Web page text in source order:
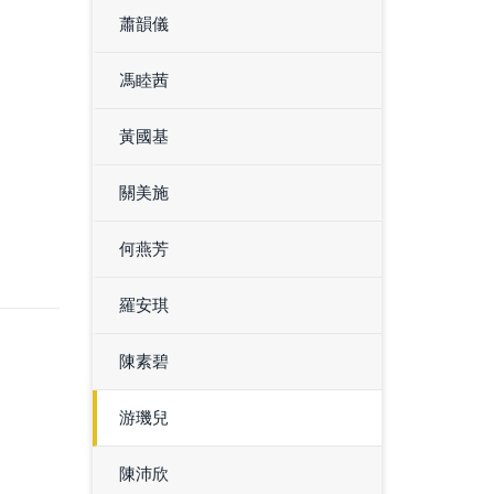
蕭韻儀
馮睦茜
黃國基
關美施
何燕芳
羅安琪
陳素碧
游璣兒
陳沛欣